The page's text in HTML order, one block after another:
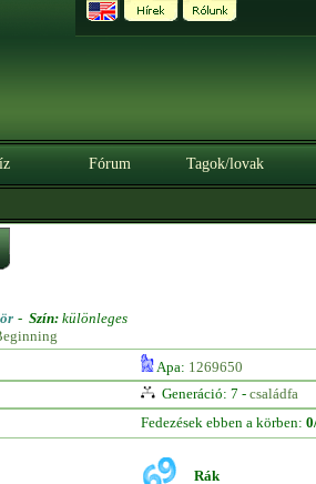
Fórum Tagok/lovak
- Szín: különleges
Apa: 1269650
Generáció: 7 - családfa
Fedezések ebben a körben:
Rák